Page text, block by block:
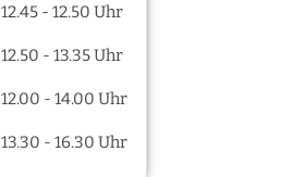
12.45 - 12.50 Uhr
12.50 - 13.35 Uhr
12.00 - 14.00 Uhr
13.30 - 16.30 Uhr